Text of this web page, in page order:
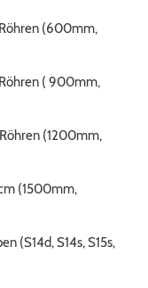
(600mm,
( 900mm,
(1200mm,
(1500mm,
(S14d, S14s, S15s,